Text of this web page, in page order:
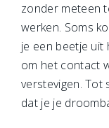
zonder meteen
werken. Soms
je een beetje uit
om het contact
verstevigen. Tot
dat je je